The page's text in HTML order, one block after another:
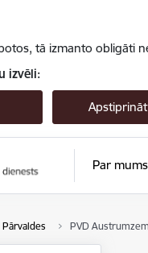
tā izmanto obligāti
izvēli:
Par mums
Pārvaldes PVD